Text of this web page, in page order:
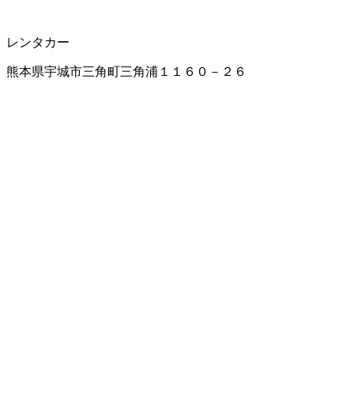
レンタカー
熊本県宇城市三角町三角浦１１６０－２６